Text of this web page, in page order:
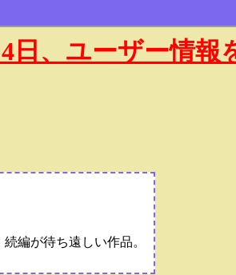
4日、ユーザー情
編が待ち遠しい作品。